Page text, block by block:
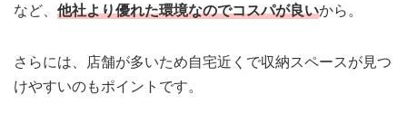
など、 他社より優れた環境なのでコスパが良いから。
さらには、店舗が多いため自宅近くで収納スペースが見つ
けやすいのもポイントです。